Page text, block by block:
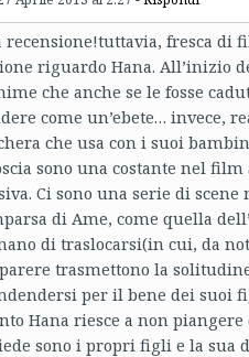
recensione!tuttavia, fresca di
riguardo Hana. All’inizio
che anche se le fosse
come un’ebete… invece,
che usa con i suoi
sono una costante nel
Ci sono una serie di
di Ame, come quella
di traslocarsi(in cui, da
trasmettono la
per il bene dei suoi
Hana riesce a non
sono i propri figli e la sua